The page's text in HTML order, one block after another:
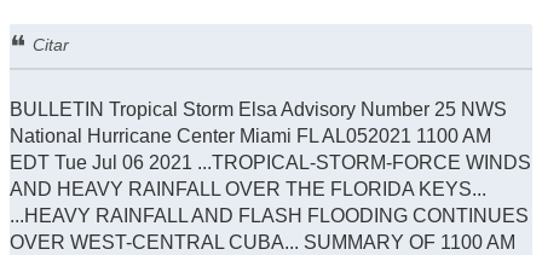
Citar
BULLETIN Tropical Storm Elsa Advisory Number 25 NWS
National Hurricane Center Miami FL AL052021 1100 AM
EDT Tue Jul 06 2021 ...TROPICAL-STORM-FORCE WINDS
AND HEAVY RAINFALL OVER THE FLORIDA KEYS...
...HEAVY RAINFALL AND FLASH FLOODING CONTINUES
OVER WEST-CENTRAL CUBA... SUMMARY OF 1100 AM